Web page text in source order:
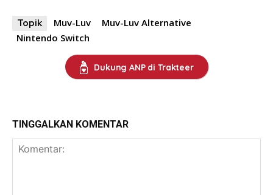
Topik Muv-Luv
Muv-Luv Alternative
Nintendo Switch
Dukung ANP di Trakteer
TINGGALKAN KOMENTAR